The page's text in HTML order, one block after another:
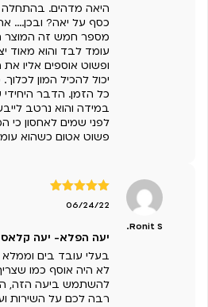
היאה מדהים.
כסף על יאה? ובכן....
מספר חמש זה המוצר
עומד לבד והוא מאוד
ופשוט אוספים אליו את
יכול להכיל המון
כל הזמן. הדבר
במידה והוא נרטב
לפני שמים לאחסון כי
פשוט אטום כשהוא
Ronit S.
דורג5 מתוך
06/24/22
יעה הפלא- יעה
בעלי עובד בים
לא היה אוסף כמו
להשתמש ביעה הזה,
רבה לכם על השירות